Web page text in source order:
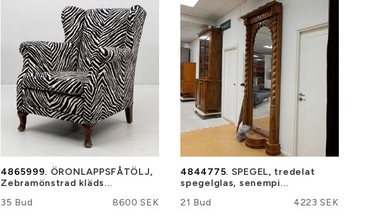
4865999. ÖRONLAPPSFÅTÖLJ,
Zebramönstrad kläds...
35 Bud
8600 SEK
4844775. SPEGEL, tredelat
spegelglas, senempi...
21 Bud
4223 SEK